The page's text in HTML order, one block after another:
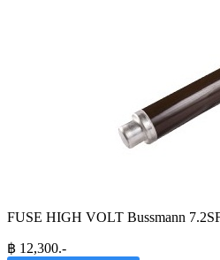
FUSE HIGH VOLT Bussmann
฿ 12,300.-